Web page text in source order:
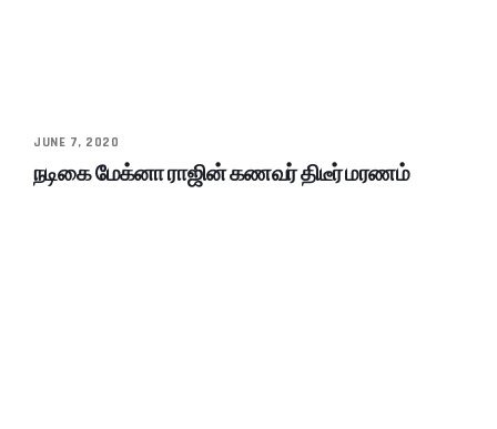
JUNE 7, 2020
நடிகை மேக்னா ராஜின் கணவர் திடீர் மரணம்